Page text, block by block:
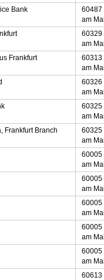
Bank
60487
am
60329
am
Frankfurt
60313
am
60326
am
60325
am
Frankfurt Branch
60325
am
60005
am
60005
am
60005
am
60005
am
60005
am
60613